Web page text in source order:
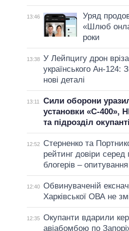
13:46
Уряд
«Шлюб
роки
13:38 У Лейпцигу дрон
українського Ан-124:
нові деталі
13:11
Сили оборони
установки «С-400»,
та підрозділ
12:52
Стерненко та
рейтинг довіри серед
блогерів – опитування
12:40 Обвинуваченій
Харківської ОВА не
12:35 Окупанти вдарили
авіабомбою по